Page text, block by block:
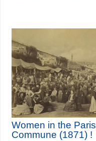
Women in the Paris
Commune (1871) !